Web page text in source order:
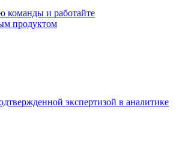
команды и работайте
продуктом
экспертизой в аналитике